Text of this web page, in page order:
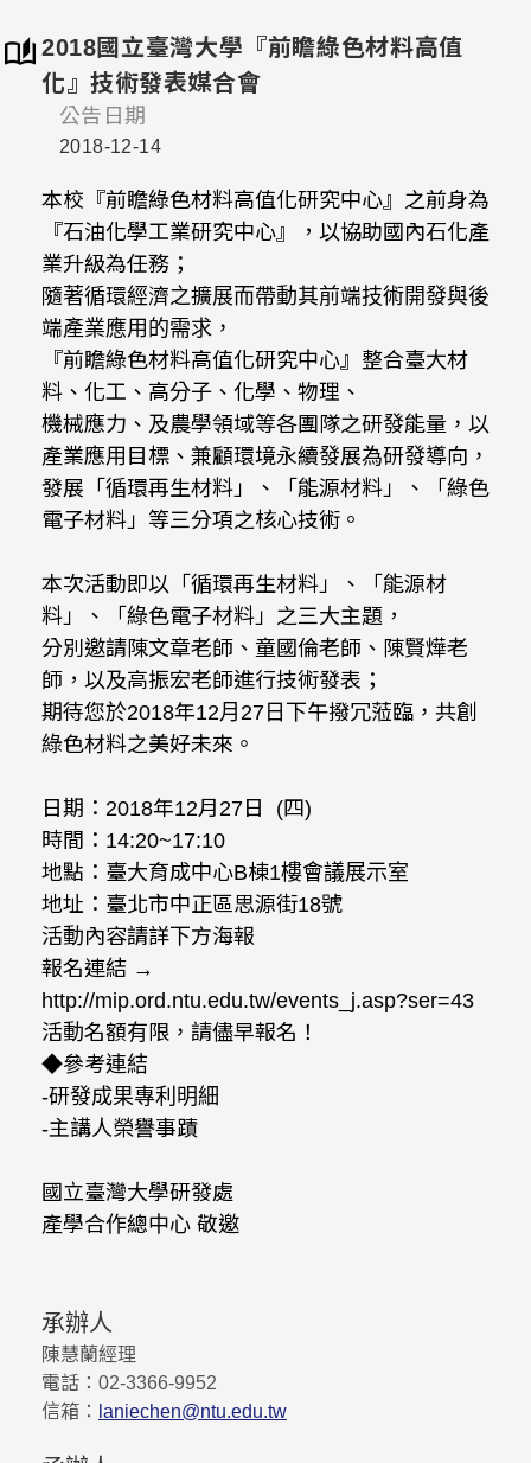
2018國立臺灣大學『前瞻綠色材料高值
化』技術發表媒合會
公告日期
2018-12-14
本校『前瞻綠色材料高值化研究中心』之前身為
『石油化學工業研究中心』，以協助國內石化產
業升級為任務；
隨著循環經濟之擴展而帶動其前端技術開發與後
端產業應用的需求，
『前瞻綠色材料高值化研究中心』整合臺大材
料、化工、高分子、化學、物理、
機械應力、及農學領域等各團隊之研發能量，以
產業應用目標、兼顧環境永續發展為研發導向，
發展「循環再生材料」、「能源材料」、「綠色
電子材料」等三分項之核心技術。
本次活動即以「循環再生材料」、「能源材
料」、「綠色電子材料」之三大主題，
分別邀請陳文章老師、童國倫老師、陳賢燁老
師，以及高振宏老師進行技術發表；
期待您於2018年12月27日下午撥冗蒞臨，共創
綠色材料之美好未來。
日期：2018年12月27日 (四)
時間：14:20~17:10
地點：臺大育成中心B棟1樓會議展示室
地址：臺北市中正區思源街18號
活動內容請詳下方海報
報名連結 →
http://mip.ord.ntu.edu.tw/events_j.asp?ser=43
活動名額有限，請儘早報名！
◆參考連結
-研發成果專利明細
-主講人榮譽事蹟
國立臺灣大學研發處
產學合作總中心 敬邀
承辦人
陳慧蘭經理
電話： 02-3366-9952
信箱：
laniechen@ntu.edu.tw